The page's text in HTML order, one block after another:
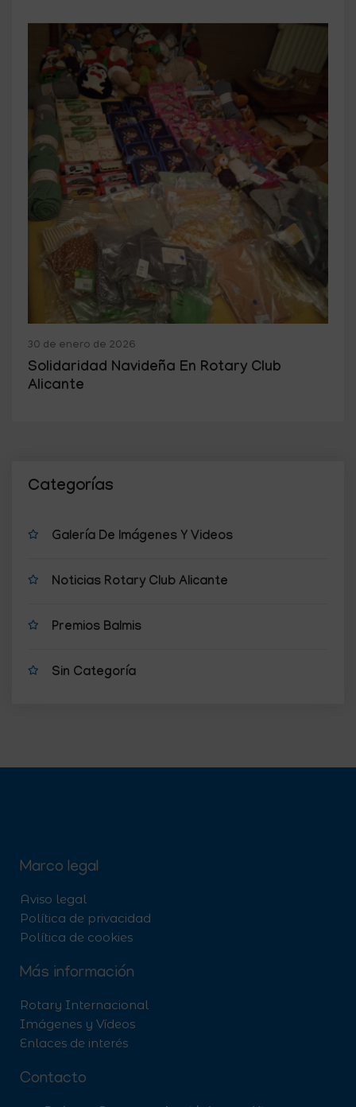
30 de enero de 2026
Solidaridad Navideña En Rotary Club
Alicante
Categorías
Galería De Imágenes Y Videos
Noticias Rotary Club Alicante
Premios Balmis
Sin Categoría
Marco legal
Aviso legal
Política de privacidad
Política de cookies
Más información
Rotary Internacional
Imágenes y Vídeos
Enlaces de interés
Contacto